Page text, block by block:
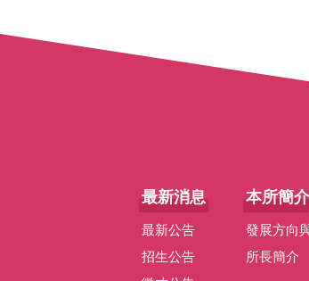
最新消息
最新公告
招生公告
本所簡介
發展方向
所長簡介